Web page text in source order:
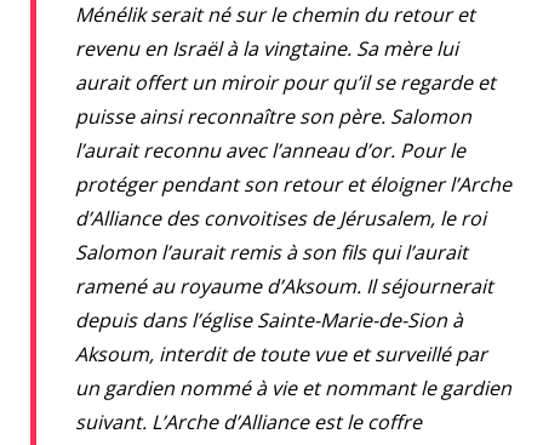
Ménélik serait né sur le chemin du retour et
revenu en Israël à la vingtaine. Sa mère lui
aurait offert un miroir pour qu’il se regarde et
puisse ainsi reconnaître son père. Salomon
l’aurait reconnu avec l’anneau d’or. Pour le
protéger pendant son retour et éloigner l’Arche
d’Alliance des convoitises de Jérusalem, le roi
Salomon l’aurait remis à son fils qui l’aurait
ramené au royaume d’Aksoum. Il séjournerait
depuis dans l’église Sainte-Marie-de-Sion à
Aksoum, interdit de toute vue et surveillé par
un gardien nommé à vie et nommant le gardien
suivant. L’Arche d’Alliance est le coffre